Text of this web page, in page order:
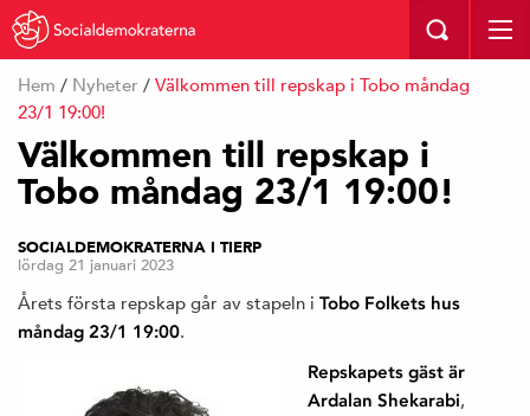
Hem / Nyheter / Välkommen till repskap i Tobo måndag
23/1 19:00!
Välkommen till repskap i
Tobo måndag 23/1 19:00!
SOCIALDEMOKRATERNA I TIERP
lördag 21 januari 2023
Årets första repskap går av stapeln i Tobo Folkets hus
måndag 23/1 19:00.
Repskapets gäst är
Ardalan Shekarabi,